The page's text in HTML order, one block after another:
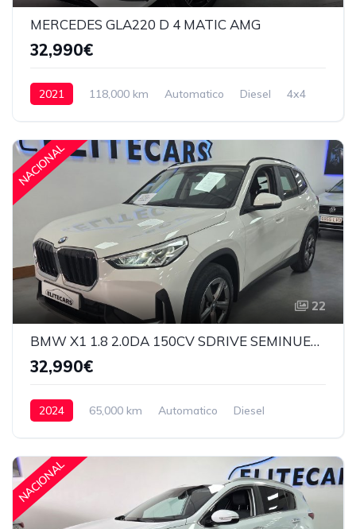
MERCEDES GLA220 D 4 MATIC AMG
32,990€
2021 118,000 km Automatico Diesel
4x4
NACIONAL
22
BMW X1 1.8 2.0DA 150CV SDRIVE SEMINUEVO
32,990€
2024 65,000 km Automatico
Diesel
NACIONAL